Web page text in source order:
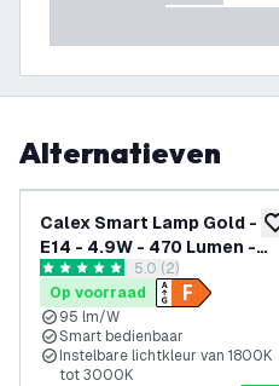
Alternatieven
Calex Smart Lamp Gold -
E14 - 4.9W - 470 Lumen -
1800K - 3000Kreviews drawer
5 score sterren5.0 (2)
Op voorraad
95 lm/W
Smart bedienbaar
Instelbare lichtkleur van 1800K
tot 3000K